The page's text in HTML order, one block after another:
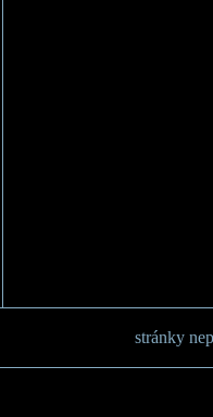
stránky